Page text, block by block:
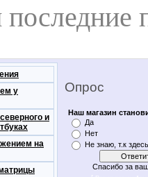
у
и
на
Опрос
Наш магазин
Да
Нет
Не знаю, т.к
Спасибо за